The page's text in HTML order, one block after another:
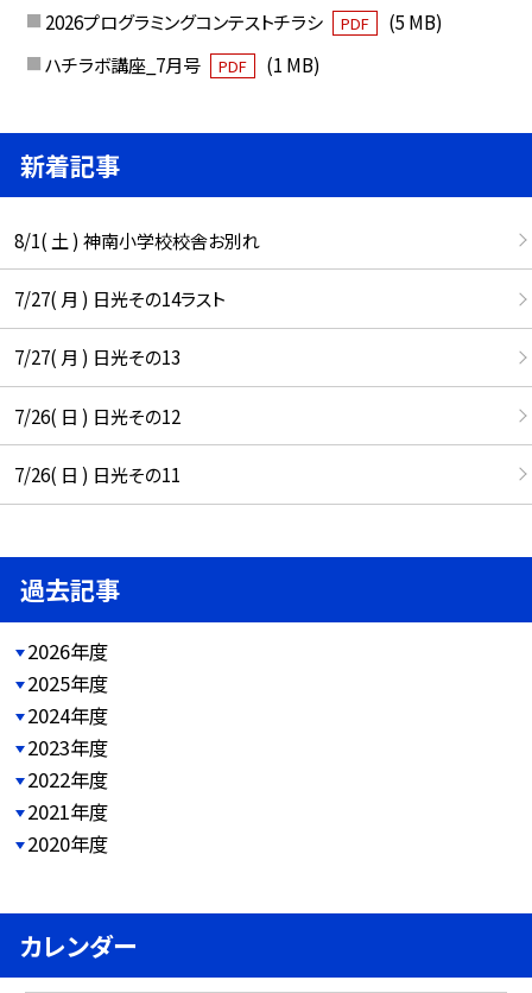
2026プログラミングコンテストチラシ PDF
(5 MB)
ハチラボ講座_7月号
PDF (1 MB)
新着記事
8/1( 土 ) 神南小学校校舎お別れ
7/27( 月 ) 日光その14ラスト
7/27( 月 ) 日光その13
7/26( 日 ) 日光その12
7/26( 日 ) 日光その11
過去記事
2026年度
2025年度
2024年度
2023年度
2022年度
2021年度
2020年度
カレンダー